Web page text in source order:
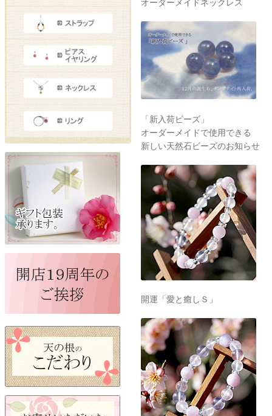
オーダーメイドネックレス
「新入荷ビーズ」
オーダーメイドで使用できる
新しい天然石ビーズのお知らせ
開運「愛と癒しＳ」